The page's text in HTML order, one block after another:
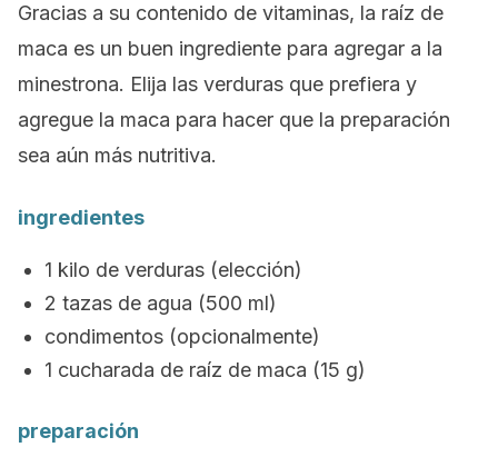
Gracias a su contenido de vitaminas, la raíz de
maca es un buen ingrediente para agregar a la
minestrona. Elija las verduras que prefiera y
agregue la maca para hacer que la preparación
sea aún más nutritiva.
ingredientes
1 kilo de verduras (elección)
2 tazas de agua (500 ml)
condimentos (opcionalmente)
1 cucharada de raíz de maca (15 g)
preparación